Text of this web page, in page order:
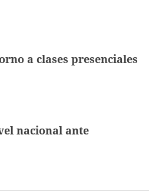
a clases presenciales
nacional ante